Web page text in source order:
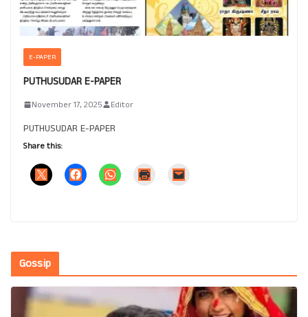
E-PAPER
PUTHUSUDAR E-PAPER
November 17, 2025 Editor
PUTHUSUDAR E-PAPER
Share this:
Gossip